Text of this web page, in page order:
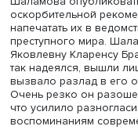
самиздата. А также
сочинений
Мандельштам
затем в Принстон —
современных
творческого
Нерлер.
Старший научный